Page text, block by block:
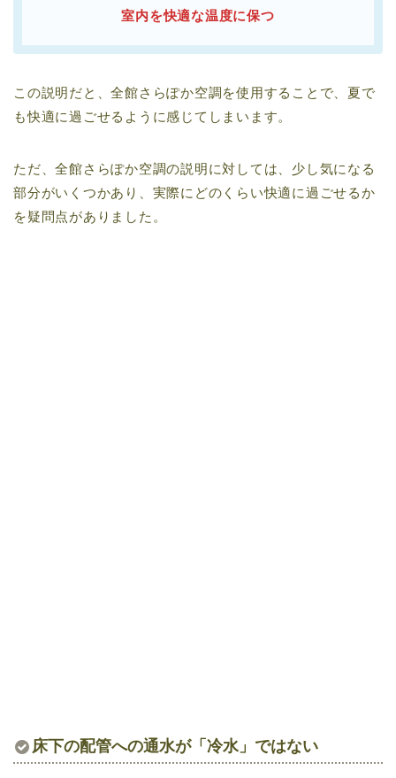
室内を快適な温度に保つ
この説明だと、全館さらぽか空調を使用することで、夏で
も快適に過ごせるように感じてしまいます。
ただ、全館さらぽか空調の説明に対しては、少し気になる
部分がいくつかあり、実際にどのくらい快適に過ごせるか
を疑問点がありました。
床下の配管への通水が「冷水」ではない